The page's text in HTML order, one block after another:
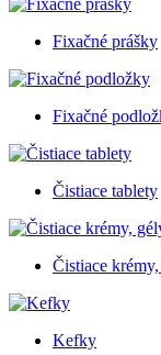
Fixačné prášky
Fixačné
Čistiace tablety
Čistiace
Kefky